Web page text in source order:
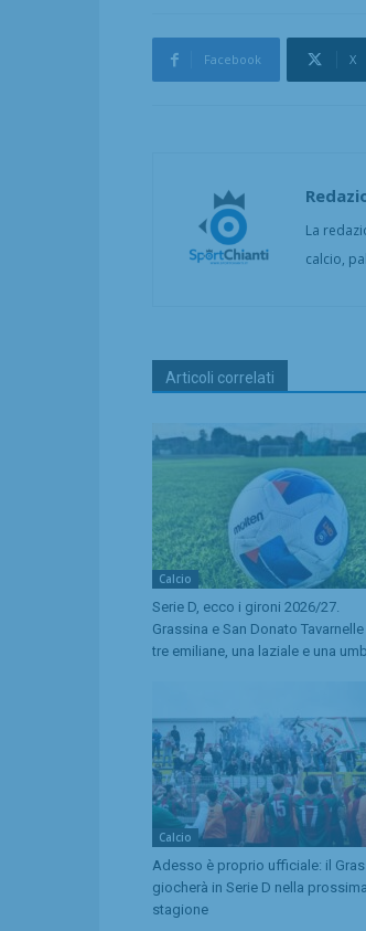
Facebook X
La
calcio,
Articoli correlati
Calcio
Serie D, ecco i gironi 2026/27.
Grassina e San Donato Tavarnelle
tre emiliane, una laziale e una
Calcio
Adesso è proprio ufficiale: il
giocherà in Serie D nella prossima
stagione